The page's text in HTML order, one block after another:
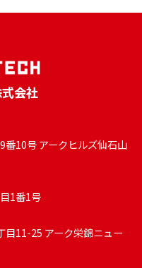
会社
10号 アークヒルズ仙石山
1番1号
目11-25 アーク栄錦ニュー